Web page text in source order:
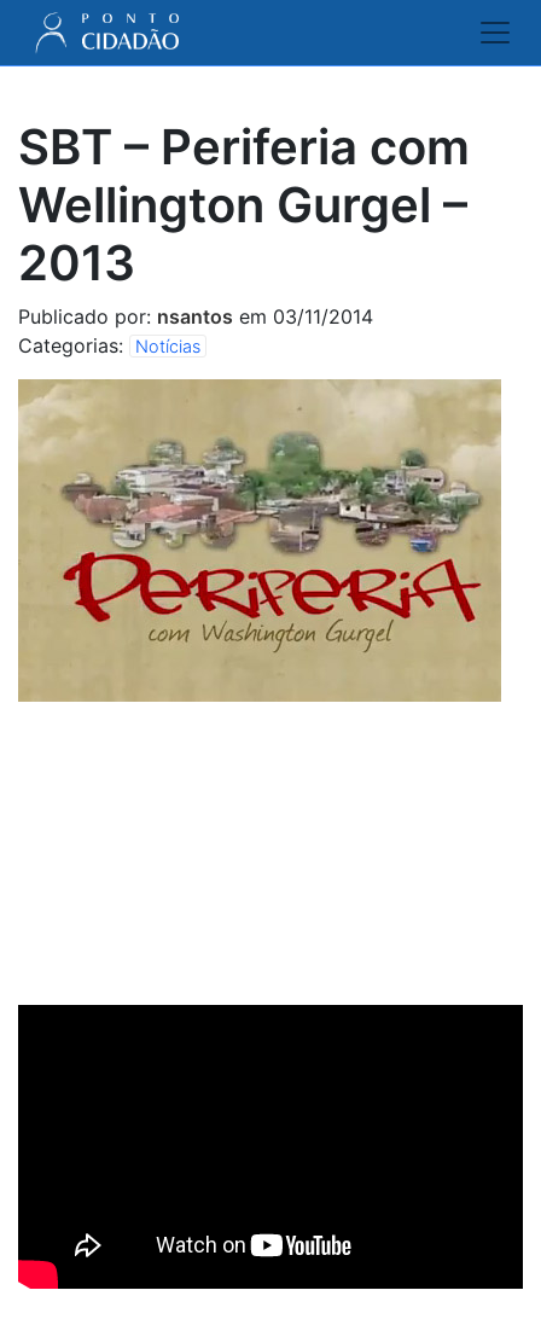
SBT – Periferia com
Wellington Gurgel –
2013
Publicado por: nsantos em 03/11/2014
Categorias:
Notícias